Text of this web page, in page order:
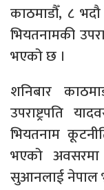
काठमाडौँ, ८ भदौ
भियतनामकी
भएको छ ।
शनिबार
उपराष्ट्रपति
भियतनाम
भएको अवसरमा
सुआनलाई नेपाल